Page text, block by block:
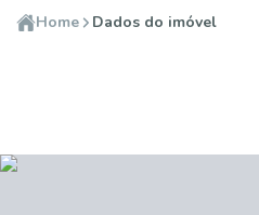
Home Dados do imóvel